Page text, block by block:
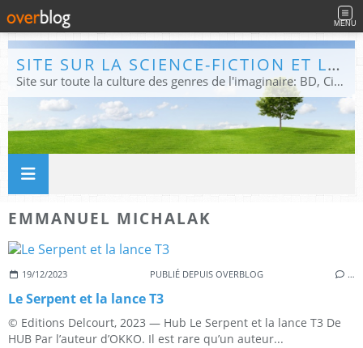
MENU
SITE SUR LA SCIENCE-FICTION ET LE FANTASTIQUE
Site sur toute la culture des genres de l'imaginaire: BD, Cinéma, Livre, Jeux, Théâtre. Présent dans les principaux festivals de film fantastique e de science-fiction, salons et conventions.
EMMANUEL MICHALAK
19/12/2023 PUBLIÉ DEPUIS OVERBLOG …
Le Serpent et la lance T3
© Editions Delcourt, 2023 — Hub Le Serpent et la lance T3 De
HUB Par l’auteur d’OKKO. Il est rare qu’un auteur...